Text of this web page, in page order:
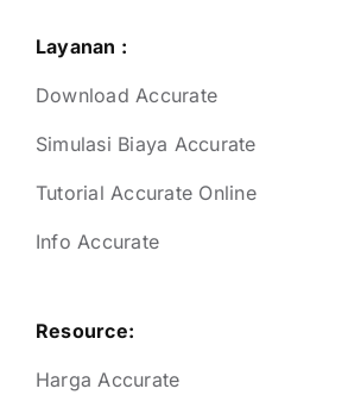
Layanan :
Download Accurate
Simulasi Biaya Accurate
Tutorial Accurate Online
Info Accurate
Resource:
Harga Accurate